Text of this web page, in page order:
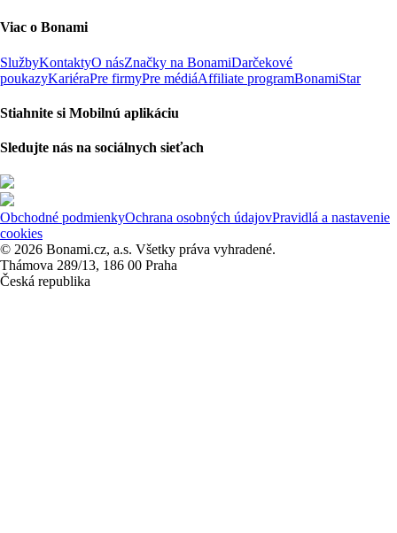
Viac o Bonami
SlužbyKontaktyO násZnačky na BonamiDarčekové
poukazyKariéraPre firmyPre médiáAffiliate programBonamiStar
Stiahnite si Mobilnú aplikáciu
Sledujte nás na sociálnych sieťach
Obchodné podmienkyOchrana osobných údajovPravidlá a nastavenie
cookies
© 2026 Bonami.cz, a.s. Všetky práva vyhradené.
Thámova 289/13, 186 00 Praha
Česká republika